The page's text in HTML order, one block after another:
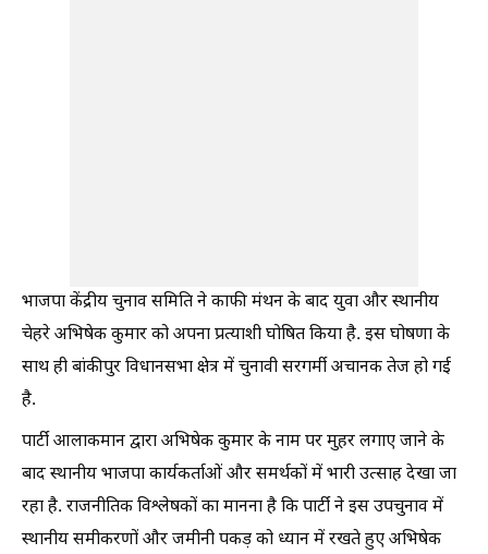
भाजपा केंद्रीय चुनाव समिति ने काफी मंथन के बाद युवा और स्थानीय
चेहरे अभिषेक कुमार को अपना प्रत्याशी घोषित किया है. इस घोषणा के
साथ ही बांकीपुर विधानसभा क्षेत्र में चुनावी सरगर्मी अचानक तेज हो गई
है.
पार्टी आलाकमान द्वारा अभिषेक कुमार के नाम पर मुहर लगाए जाने के
बाद स्थानीय भाजपा कार्यकर्ताओं और समर्थकों में भारी उत्साह देखा जा
रहा है. राजनीतिक विश्लेषकों का मानना है कि पार्टी ने इस उपचुनाव में
स्थानीय समीकरणों और जमीनी पकड़ को ध्यान में रखते हुए अभिषेक